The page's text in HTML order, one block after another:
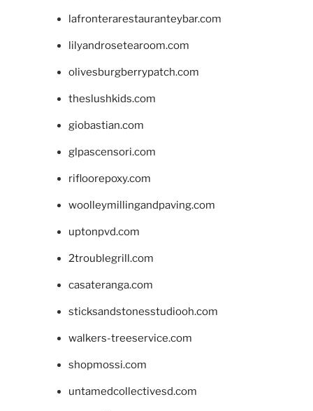
lafronterarestauranteybar.com
lilyandrosetearoom.com
olivesburgberrypatch.com
theslushkids.com
giobastian.com
glpascensori.com
rifloorepoxy.com
woolleymillingandpaving.com
uptonpvd.com
2troublegrill.com
casateranga.com
sticksandstonesstudiooh.com
walkers-treeservice.com
shopmossi.com
untamedcollectivesd.com